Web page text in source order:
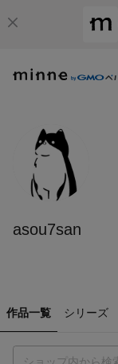
asou7san
作品一覧 シリーズ